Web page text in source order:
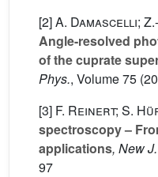
[2]A. Damascelli;
Angle-resolved
of the cuprate
Phys., Volume 75
[3] F. Reinert; S.
spectroscopy –
applications, New
97